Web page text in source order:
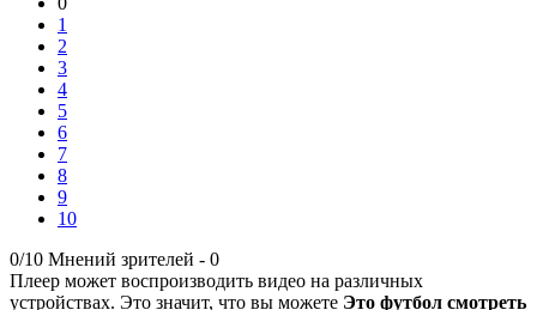
1
2
3
4
5
6
7
8
9
10
0/10 Мнений зрителей - 0
Плеер может воспроизводить видео на различных
устройствах. Это значит, что вы можете Это футбол смотреть